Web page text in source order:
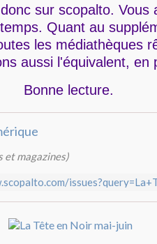
sur scopalto. Vous
Quant au
les médiathèques
aussi l'équivalent, en
Bonne lecture.
et magazines)